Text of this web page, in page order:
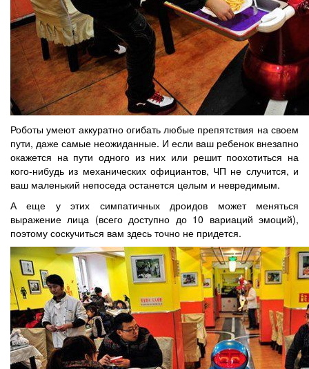
Роботы умеют аккуратно огибать любые препятствия на своем
пути, даже самые неожиданные. И если ваш ребенок внезапно
окажется на пути одного из них или решит поохотиться на
кого-нибудь из механических официантов, ЧП не случится, и
ваш маленький непоседа останется целым и невредимым.
А еще у этих симпатичных дроидов может меняться
выражение лица (всего доступно до 10 вариаций эмоций),
поэтому соскучиться вам здесь точно не придется.